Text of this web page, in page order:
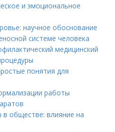
и эмоциональное
научное обоснование
системе человека
медицинский
понятия для
работы
обществе: влияние на